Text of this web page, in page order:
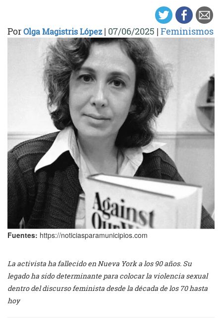
PorOlga Magistris López| 07/06/2025 | Feminismos
Fuentes: https://noticiasparamunicipios.com
La activista ha fallecido en Nueva York a los 90 años. Su
legado ha sido determinante para colocar la violencia sexual
dentro del discurso feminista desde la década de los 70 hasta
hoy